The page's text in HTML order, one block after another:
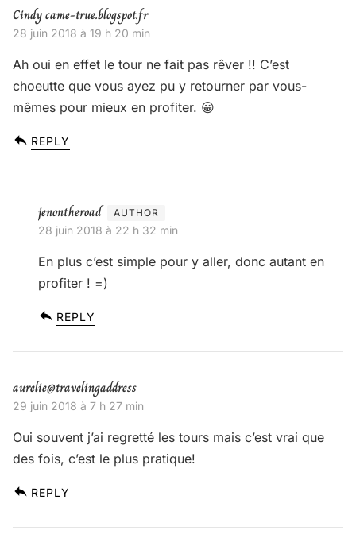
Cindy came-true.blogspot.fr
28 juin 2018 à 19 h 20 min
Ah oui en effet le tour ne fait pas rêver !! C’est
choeutte que vous ayez pu y retourner par vous-
mêmes pour mieux en profiter. 😀
REPLY
jenontheroad
28 juin 2018 à 22 h 32 min
En plus c’est simple pour y aller, donc autant en
profiter ! =)
REPLY
aurelie@travelingaddress
29 juin 2018 à 7 h 27 min
Oui souvent j’ai regretté les tours mais c’est vrai que
des fois, c’est le plus pratique!
REPLY